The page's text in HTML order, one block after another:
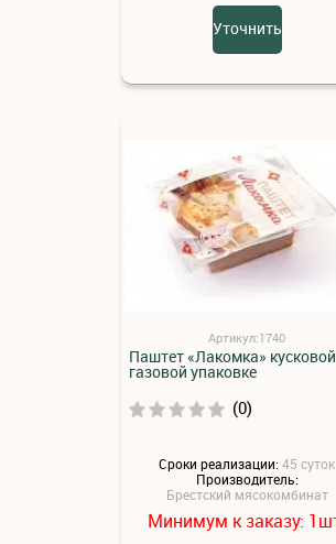
Уточнить
Артикул:1740
Паштет «Лакомка»
газовой упаковке
(0)
Сроки реализации:45 суток
Производитель:
Брестский мясокомбинат
Минимум к заказу: 1